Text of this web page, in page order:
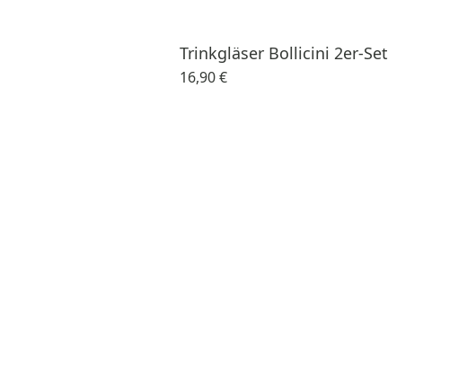
Trinkgläser Bollicini 2er-Set
16,90 €